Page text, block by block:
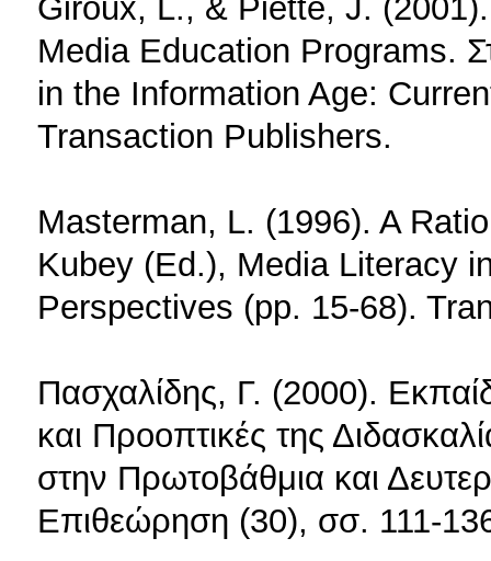
Giroux, L., & Piette, J.
Media Education Programs.
in the Information Age:
Transaction Publishers.
Masterman, L. (1996). A
Kubey (Ed.), Media Literacy
Perspectives (pp. 15-68).
Πασχαλίδης, Γ. (2000).
και Προοπτικές της
στην Πρωτοβάθμια και
Επιθεώρηση (30), σσ. 111-